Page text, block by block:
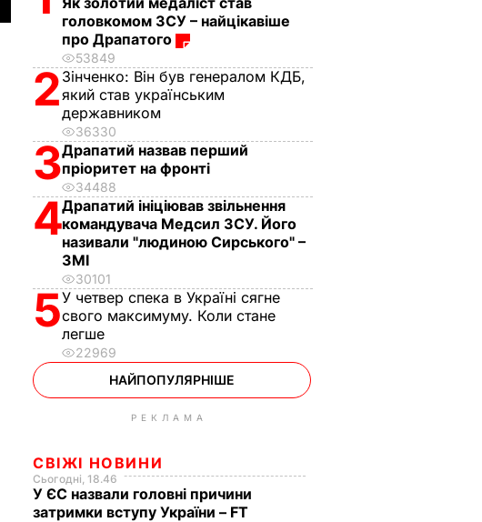
головкомом ЗСУ – найцікавіше
про Драпатого
53849
2 Зінченко: Він був генералом КДБ,
який став українським
державником
36330
3Драпатий назвав перший
пріоритет на фронті
34488
4Драпатий ініціював звільнення
командувача Медсил ЗСУ. Його
називали "людиною Сирського" –
ЗМІ
30101
5У четвер спека в Україні сягне
свого максимуму. Коли стане
легше
22969
НАЙПОПУЛЯРНІШЕ
РЕКЛАМА
СВІЖІ НОВИНИ
Сьогодні, 18.46
У ЄС назвали головні причини
затримки вступу України – FT